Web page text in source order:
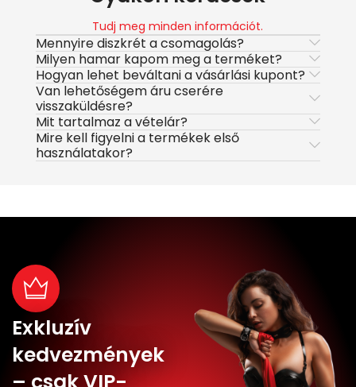
Tudj meg minden információt.
Mennyire diszkrét a csomagolás?
Milyen hamar kapom meg a terméket?
Hogyan lehet beváltani a vásárlási kupont?
Van lehetőségem áru cserére
visszaküldésre?
Mit tartalmaz a vételár?
Mire kell figyelni a termékek első
használatakor?
Exkluzív
kedvezmények